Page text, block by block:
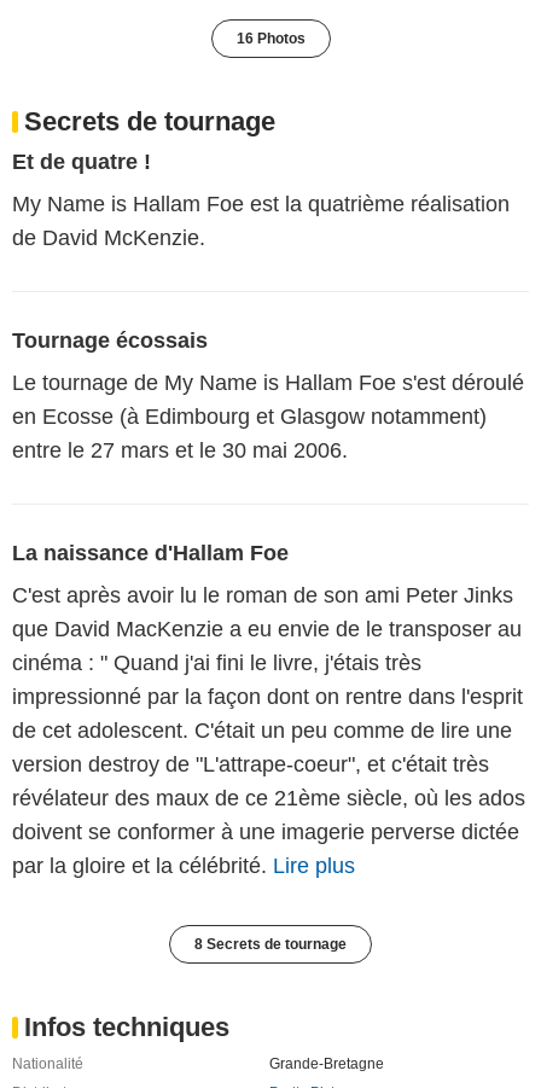
16 Photos
Secrets de tournage
Et de quatre !
My Name is Hallam Foe est la quatrième réalisation
de David McKenzie.
Tournage écossais
Le tournage de My Name is Hallam Foe s'est déroulé
en Ecosse (à Edimbourg et Glasgow notamment)
entre le 27 mars et le 30 mai 2006.
La naissance d'Hallam Foe
C'est après avoir lu le roman de son ami Peter Jinks
que David MacKenzie a eu envie de le transposer au
cinéma : " Quand j'ai fini le livre, j'étais très
impressionné par la façon dont on rentre dans l'esprit
de cet adolescent. C'était un peu comme de lire une
version destroy de "L'attrape-coeur", et c'était très
révélateur des maux de ce 21ème siècle, où les ados
doivent se conformer à une imagerie perverse dictée
par la gloire et la célébrité. Lire plus
8 Secrets de tournage
Infos techniques
Nationalité
Grande-Bretagne